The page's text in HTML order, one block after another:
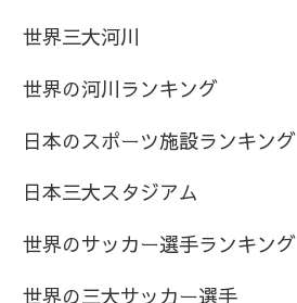
世界三大河川
世界の河川ランキング
日本のスポーツ施設ランキング
日本三大スタジアム
世界のサッカー選手ランキング
世界の三大サッカー選手